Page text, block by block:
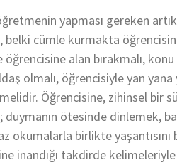
yapması gereken
cümle kurmakta
alan bırakmalı,
olmalı, öğrencisiyle yan
Öğrencisine, zihinsel bir
duymanın ötesinde dinlemek,
okumalarla birlikte
inandığı takdirde